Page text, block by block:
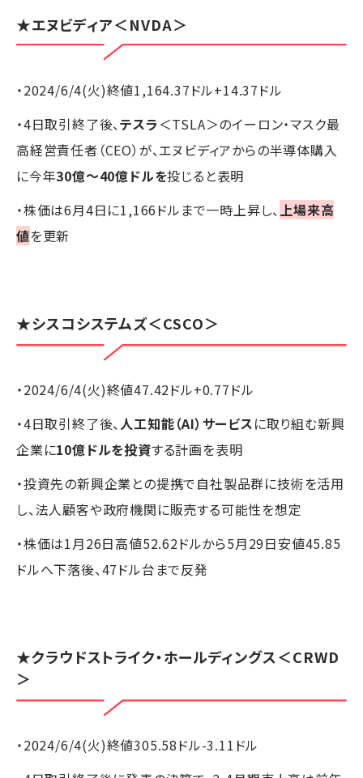
★エヌビディア＜NVDA＞
・2024/6/4(火)終値1,164.37ドル+14.37ドル
・4日取引終了後、テスラ ＜TSLA＞のイーロン・マスク最
高経営責任者（CEO）が、エヌビディアからの半導体購入
に今年30億～40億ドルを投じると表明
・株価は6月4日に1,166ドルまで一時上昇し、上場来高
値を更新
★シスコシステムズ＜CSCO＞
・2024/6/4(火)終値47.42ドル+0.77ドル
・4日取引終了後、人工知能（AI）サービスに取り組む新興
企業に10億ドルを投資する計画を表明
・投資先の新興企業との提携で自社製品群に技術を活用
し、法人顧客や政府機関に販売する可能性を想定
・株価は1月26日高値52.62ドルから5月29日安値45.85
ドルへ下落後、47ドル台まで反発
★クラウドストライク・ホールディングス＜CRWD
＞
・2024/6/4(火)終値305.58ドル-3.11ドル